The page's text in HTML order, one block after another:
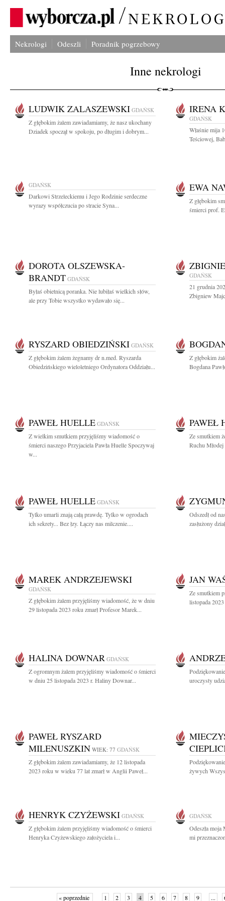
Nekrologi Odeszli Poradnik pogrzebowy
Inne nekrologi
LUDWIK ZALASZEWSKI GDAŃSK
Z głębokim żalem zawiadamiamy, że nasz ukochany
Dziadek spoczął w spokoju, po długim i dobrym...
IRENA
GDAŃSK
Właśnie mija
Teściowej,
GDAŃSK
Darkowi Strzeleckiemu i Jego Rodzinie serdeczne
wyrazy współczucia po stracie Syna...
EWA
Z głębokim
śmierci prof.
DOROTA OLSZEWSKA-
BRANDT GDAŃSK
Byłaś obietnicą poranka. Nie lubiłaś wielkich słów,
ale przy Tobie wszystko wydawało się...
GDAŃSK
21 grudnia
Zbigniew
RYSZARD OBIEDZIŃSKI GDAŃSK
Z głębokim żalem żegnamy dr n.med. Ryszarda
Obiedzińskiego wieloletniego Ordynatora Oddziału...
Z głębokim
Bogdana
PAWEŁ HUELLE GDAŃSK
Z wielkim smutkiem przyjęliśmy wiadomość o
śmierci naszego Przyjaciela Pawła Huelle Spoczywaj
w...
PAWEŁ
Ze smutkiem
Ruchu
PAWEŁ HUELLE GDAŃSK
Tylko umarli znają całą prawdę. Tylko w ogrodach
ich sekrety... Bez łzy. Łączy nas milczenie....
Odszedł od
zasłużony
MAREK ANDRZEJEWSKI
GDAŃSK
Z głębokim żalem przyjęliśmy wiadomość, że w dniu
29 listopada 2023 roku zmarł Profesor Marek...
JAN
Ze smutkiem
listopada
HALINA DOWNAR GDAŃSK
Z ogromnym żalem przyjęliśmy wiadomość o śmierci
w dniu 25 listopada 2023 r. Haliny Downar...
uroczysty
PAWEŁ RYSZARD
MILENUSZKIN WIEK: 77 GDAŃSK
Z głębokim żalem zawiadamiamy, że 12 listopada
2023 roku w wieku 77 lat zmarł w Anglii Paweł...
żywych
HENRYK CZYŻEWSKI GDAŃSK
Z głębokim żalem przyjęliśmy wiadomość o śmierci
Henryka Czyżewskiego założyciela i...
GDAŃSK
Odeszła moja
mi
« poprzednie 1 2 3 4 5 6 7 8 9 ...